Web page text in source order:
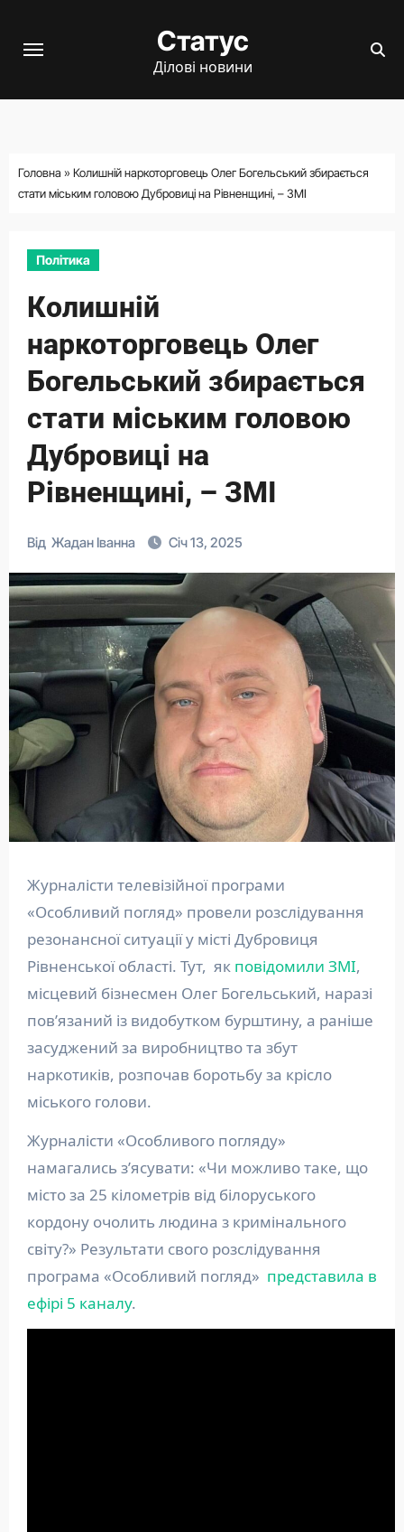
Статус
Ділові новини
Головна » Колишній наркоторговець Олег Богельський збирається
стати міським головою Дубровиці на Рівненщині, – ЗМІ
Політика
Колишній
наркоторговець Олег
Богельський збирається
стати міським головою
Дубровиці на
Рівненщині, – ЗМІ
Від Жадан Іванна Січ 13, 2025
Журналісти телевізійної програми
«Особливий погляд» провели розслідування
резонансної ситуації у місті Дубровиця
Рівненської області. Тут, як повідомили ЗМІ,
місцевий бізнесмен Олег Богельський, наразі
пов’язаний із видобутком бурштину, а раніше
засуджений за виробництво та збут
наркотиків, розпочав боротьбу за крісло
міського голови.
Журналісти «Особливого погляду»
намагались з’ясувати: «Чи можливо таке, що
місто за 25 кілометрів від білоруського
кордону очолить людина з кримінального
світу?» Результати свого розслідування
програма «Особливий погляд» представила в
ефірі 5 каналу.